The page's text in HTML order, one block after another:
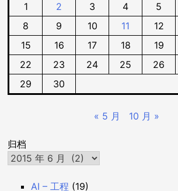
1
2 3 4 5
8
9 10 11 12
15
16 17 18 19
22
23 24 25 26
29
30
« 5 月 10 月 »
归档
AI – 工程 (19)